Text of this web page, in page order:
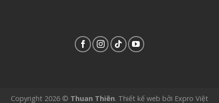
Copyright 2026 © Thuan Thiên. Thiết kế web bởi Expro Việt